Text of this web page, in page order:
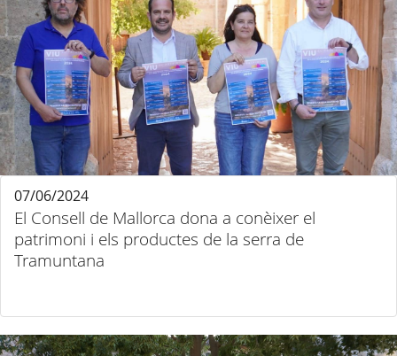
El Consell de Mallorca dona a conèixer el
patrimoni i els productes de la serra de
Tramuntana
07/06/2024